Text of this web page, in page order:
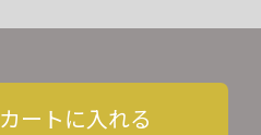
カートに入れる